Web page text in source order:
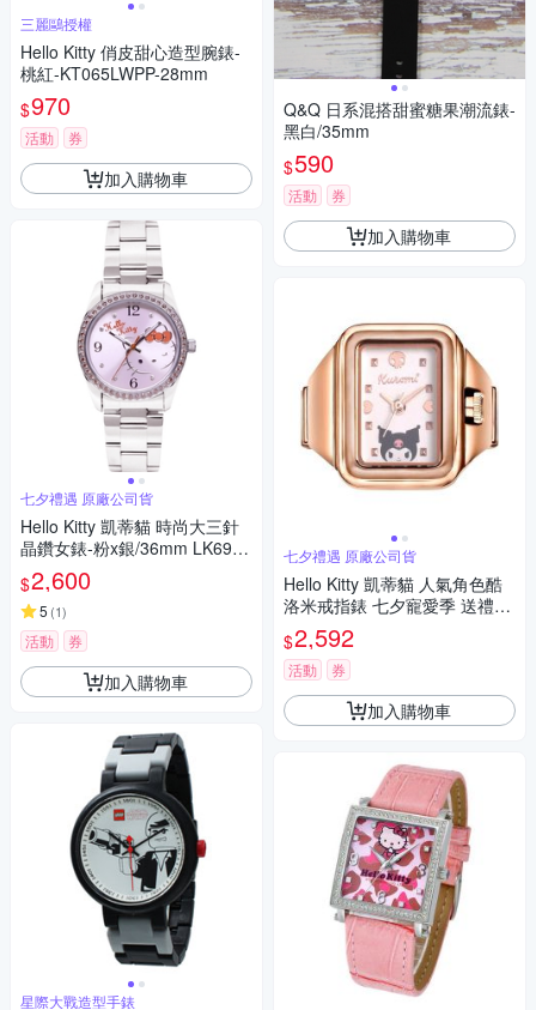
三麗鷗授權
Hello Kitty 俏皮甜心造型腕錶-
桃紅-KT065LWPP-28mm
$970
活動 券
加入購物車
七夕禮遇 原廠公司貨
Hello Kitty 凱蒂貓 時尚大三針
晶鑽女錶-粉x銀/36mm LK691L
WPA-S 七夕寵愛季 送禮推薦
$2,600
5 (1)
活動 券
加入購物車
星際大戰造型手錶
Q&Q 日系混搭甜蜜糖果潮流錶-
黑白/35mm
$590
活動 券
加入購物車
七夕禮遇 原廠公司貨
Hello Kitty 凱蒂貓 人氣角色酷
洛米戒指錶 七夕寵愛季 送禮推
薦-玫瑰金 LK713LRWI-A
$2,592
活動 券
加入購物車